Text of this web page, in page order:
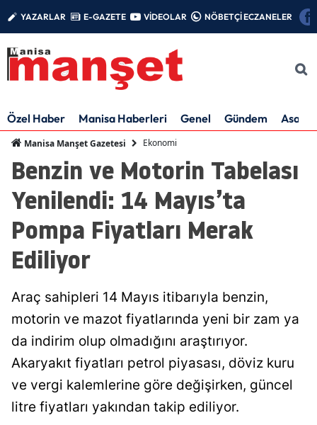
YAZARLAR E-GAZETE VİDEOLAR NÖBETÇİ ECZANELER
Özel Haber Manisa Haberleri Genel Gündem Asayiş
Manisa Manşet Gazetesi Ekonomi
Benzin ve Motorin Tabelası
Yenilendi: 14 Mayıs’ta
Pompa Fiyatları Merak
Ediliyor
Araç sahipleri 14 Mayıs itibarıyla benzin,
motorin ve mazot fiyatlarında yeni bir zam ya
da indirim olup olmadığını araştırıyor.
Akaryakıt fiyatları petrol piyasası, döviz kuru
ve vergi kalemlerine göre değişirken, güncel
litre fiyatları yakından takip ediliyor.